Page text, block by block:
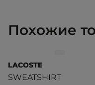
Похожие
LACOSTE
SWEATSHIRT